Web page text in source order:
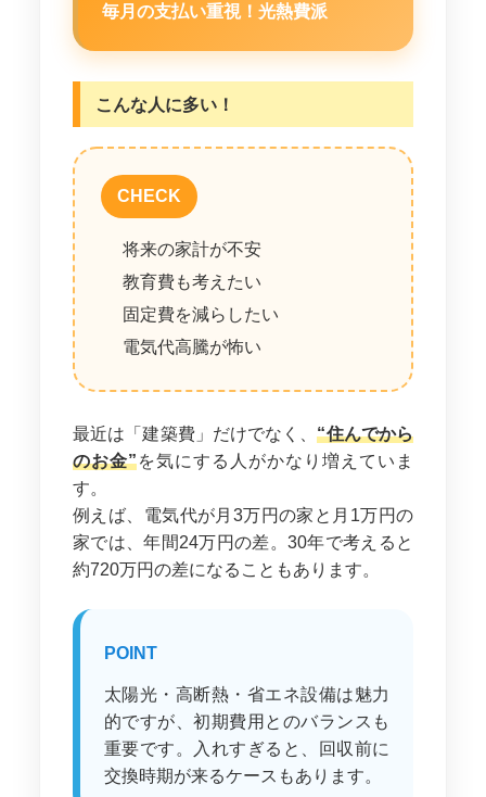
毎月の支払い重視！光熱費派
こんな人に多い！
CHECK
将来の家計が不安
教育費も考えたい
固定費を減らしたい
電気代高騰が怖い
最近は「建築費」だけでなく、“住んでから
のお金”を気にする人がかなり増えていま
す。
例えば、電気代が月3万円の家と月1万円の
家では、年間24万円の差。30年で考えると
約720万円の差になることもあります。
POINT
太陽光・高断熱・省エネ設備は魅力
的ですが、初期費用とのバランスも
重要です。入れすぎると、回収前に
交換時期が来るケースもあります。